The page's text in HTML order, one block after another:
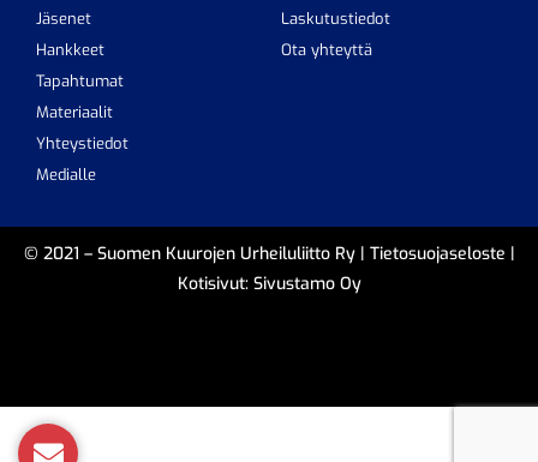
Jäsenet
Hankkeet
Tapahtumat
Materiaalit
Yhteystiedot
Medialle
Laskutustiedot
Ota yhteyttä
© 2021 – Suomen Kuurojen Urheiluliitto Ry | Tietosuojaseloste |
Kotisivut: Sivustamo Oy